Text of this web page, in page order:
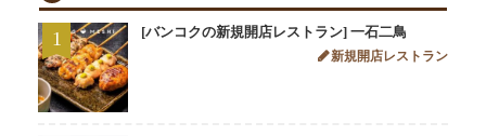
1 [バンコクの新規開店レストラン] 一石二鳥
新規開店レストラン